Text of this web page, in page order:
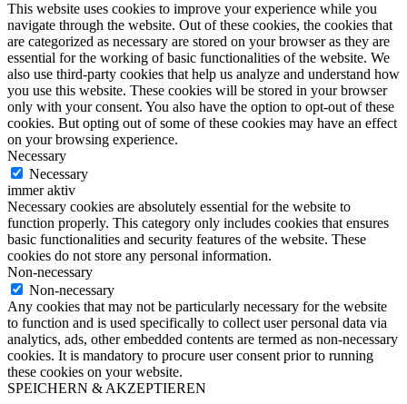
This website uses cookies to improve your experience while you
navigate through the website. Out of these cookies, the cookies that
are categorized as necessary are stored on your browser as they are
essential for the working of basic functionalities of the website. We
also use third-party cookies that help us analyze and understand how
you use this website. These cookies will be stored in your browser
only with your consent. You also have the option to opt-out of these
cookies. But opting out of some of these cookies may have an effect
on your browsing experience.
Necessary
Necessary
immer aktiv
Necessary cookies are absolutely essential for the website to
function properly. This category only includes cookies that ensures
basic functionalities and security features of the website. These
cookies do not store any personal information.
Non-necessary
Non-necessary
Any cookies that may not be particularly necessary for the website
to function and is used specifically to collect user personal data via
analytics, ads, other embedded contents are termed as non-necessary
cookies. It is mandatory to procure user consent prior to running
these cookies on your website.
SPEICHERN & AKZEPTIEREN